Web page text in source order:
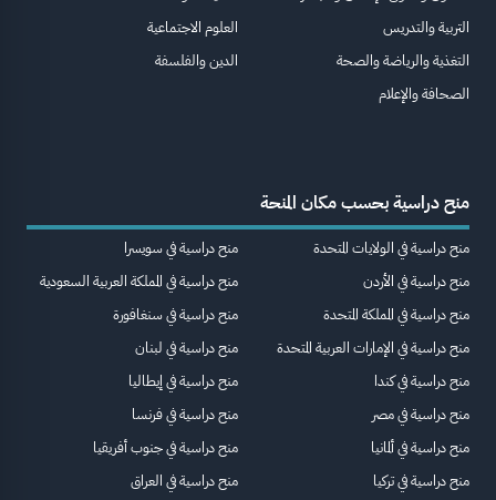
التربية والتدريس
التغذية والرياضة والصحة
الصحافة والإعلام
العلوم الاجتماعية
الدين والفلسفة
منح دراسية بحسب مكان المنحة
منح دراسية في الولايات المتحدة
منح دراسية في الأردن
منح دراسية في المملكة المتحدة
منح دراسية في الإمارات العربية المتحدة
منح دراسية في كندا
منح دراسية في مصر
منح دراسية في ألمانيا
منح دراسية في تركيا
منح دراسية في سويسرا
منح دراسية في المملكة العربية السعودية
منح دراسية في سنغافورة
منح دراسية في لبنان
منح دراسية في إيطاليا
منح دراسية في فرنسا
منح دراسية في جنوب أفريقيا
منح دراسية في العراق